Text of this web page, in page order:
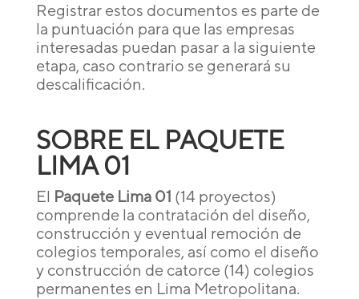
Registrar estos documentos es parte de
la puntuación para que las empresas
interesadas puedan pasar a la siguiente
etapa, caso contrario se generará su
descalificación.
SOBRE EL PAQUETE
LIMA 01
El Paquete Lima 01 (14 proyectos)
comprende la contratación del diseño,
construcción y eventual remoción de
colegios temporales, así como el diseño
y construcción de catorce (14) colegios
permanentes en Lima Metropolitana.